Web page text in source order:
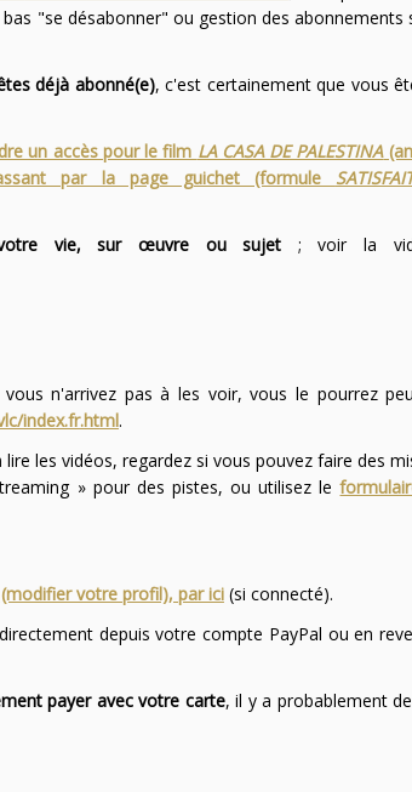
"se désabonner" ou gestion des
déjà abonné(e), c'est certainement que vous
un accès pour le film LA CASA DE PALESTINA
par la page guichet (formule
vie, sur œuvre ou sujet ; voir la
n'arrivez pas à les voir, vous le pourrez
index.fr.html.
les vidéos, regardez si vous pouvez faire des
» pour des pistes, ou utilisez le
(modifier votre profil), par ici(si connecté).
depuis votre compte PayPal ou en
payer avec votre carte, il y a probablement